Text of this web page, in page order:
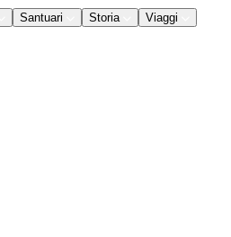
Santuari Storia Viaggi